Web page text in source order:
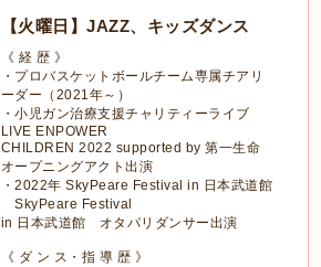
【火曜日】JAZZ、キッズダンス
《 経 歴 》
・プロバスケットボールチーム専属チアリ
ーダー（2021年～）
・小児ガン治療支援チャリティーライブ
LIVE ENPOWER
CHILDREN 2022 supported by 第一生命
オープニングアクト出演
・2022年 SkyPeare Festival in 日本武道館
゙SkyPeare Festival
in 日本武道館゙オタパリダンサー出演
《 ダ ン ス・指 導 歴 》